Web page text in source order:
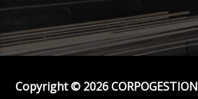
Copyright © 2026 CORPOGESTION